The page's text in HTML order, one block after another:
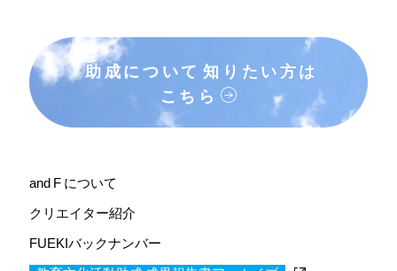
助成について 知りたい方は
こちら
and F について
クリエイター紹介
FUEKIバックナンバー